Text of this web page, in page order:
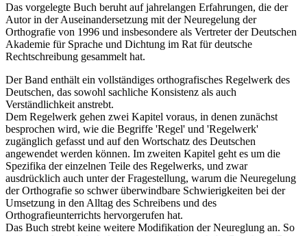
Das vorgelegte Buch beruht auf jahrelangen Erfahrungen, die der
Autor in der Auseinandersetzung mit der Neuregelung der
Orthografie von 1996 und insbesondere als Vertreter der Deutschen
Akademie für Sprache und Dichtung im Rat für deutsche
Rechtschreibung gesammelt hat.
Der Band enthält ein vollständiges orthografisches Regelwerk des
Deutschen, das sowohl sachliche Konsistenz als auch
Verständlichkeit anstrebt.
Dem Regelwerk gehen zwei Kapitel voraus, in denen zunächst
besprochen wird, wie die Begriffe 'Regel' und 'Regelwerk'
zugänglich gefasst und auf den Wortschatz des Deutschen
angewendet werden können. Im zweiten Kapitel geht es um die
Spezifika der einzelnen Teile des Regelwerks, und zwar
ausdrücklich auch unter der Fragestellung, warum die Neuregelung
der Orthografie so schwer überwindbare Schwierigkeiten bei der
Umsetzung in den Alltag des Schreibens und des
Orthografieunterrichts hervorgerufen hat.
Das Buch strebt keine weitere Modifikation der Neureglung an. So